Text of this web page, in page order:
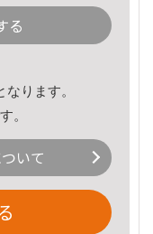
る
ります。
。
いて